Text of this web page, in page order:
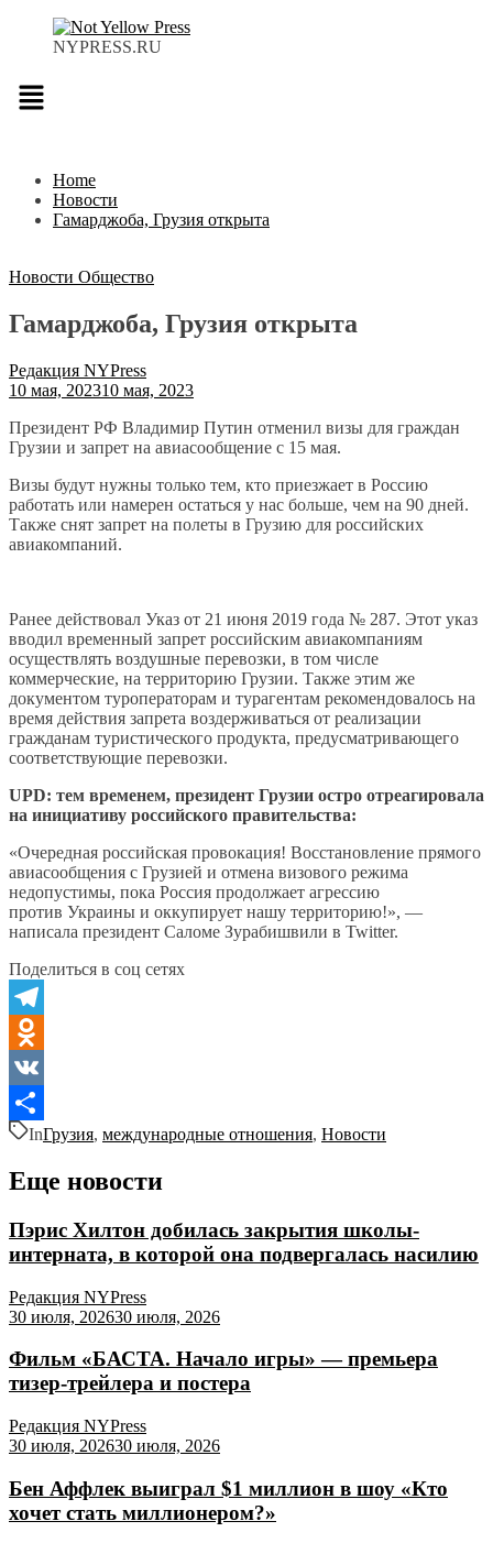
NYPRESS.RU
Меню
Home
Новости
Гамарджоба, Грузия открыта
Новости Общество
Гамарджоба, Грузия открыта
Редакция NYPress
10 мая, 202310 мая, 2023
Президент РФ Владимир Путин отменил визы для граждан
Грузии и запрет на авиасообщение с 15 мая.
Визы будут нужны только тем, кто приезжает в Россию
работать или намерен остаться у нас больше, чем на 90 дней.
Также снят запрет на полеты в Грузию для российских
авиакомпаний.
Ранее действовал Указ от 21 июня 2019 года № 287. Этот указ
вводил временный запрет российским авиакомпаниям
осуществлять воздушные перевозки, в том числе
коммерческие, на территорию Грузии. Также этим же
документом туроператорам и турагентам рекомендовалось на
время действия запрета воздерживаться от реализации
гражданам туристического продукта, предусматривающего
соответствующие перевозки.
UPD: тем временем, президент Грузии остро отреагировала
на инициативу российского правительства:
«Очередная российская провокация! Восстановление прямого
авиасообщения с Грузией и отмена визового режима
недопустимы, пока Россия продолжает агрессию
против Украины и оккупирует нашу территорию!», —
написала президент Саломе Зурабишвили в Twitter.
Поделиться в соц сетях
Telegram
Odnoklassniki
VK
Отправить
InГрузия, международные отношения, Новости
Еще новости
Пэрис Хилтон добилась закрытия школы-
интерната, в которой она подвергалась насилию
Редакция NYPress
30 июля, 202630 июля, 2026
Фильм «БАСТА. Начало игры» — премьера
тизер-трейлера и постера
Редакция NYPress
30 июля, 202630 июля, 2026
Бен Аффлек выиграл $1 миллион в шоу «Кто
хочет стать миллионером?»